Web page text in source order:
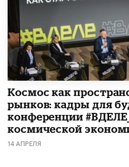
Космос как
рынков: кадры для
конференции
космической
14 АПРЕЛЯ